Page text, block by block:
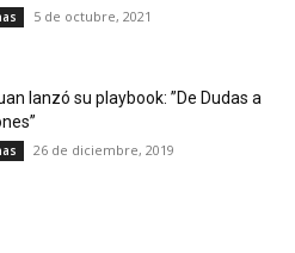
5 de octubre, 2021
lanzó su playbook: ”De Dudas a
26 de diciembre, 2019